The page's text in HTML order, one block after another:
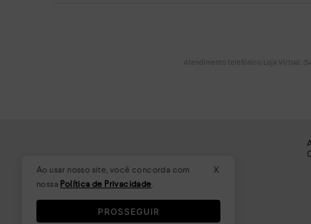
x
Ao usar nosso site, você concorda com
nossa Política de Privacidade.
PROSSEGUIR
Atendimento telefônico Loja Virtual: (54)